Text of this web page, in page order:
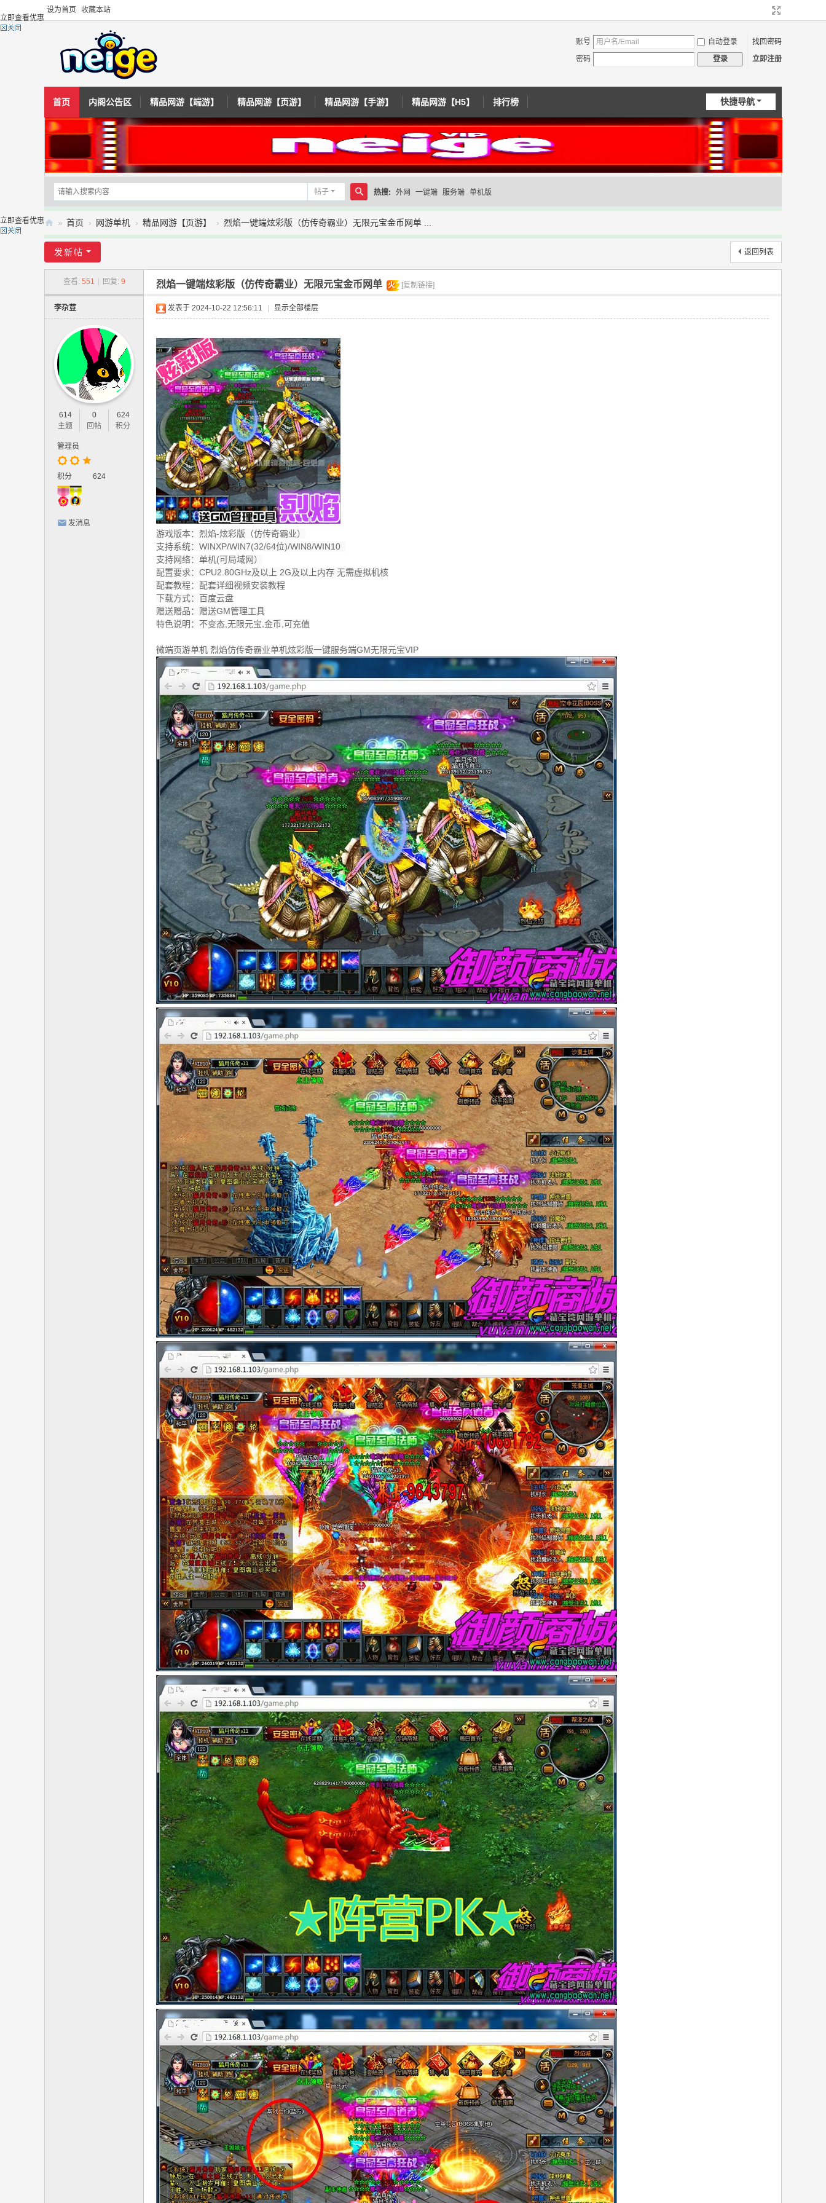
设为首页 收藏本站
账号 自动登录
找回密码
密码
登录 立即注册
快捷导航
首页 内阁公告区 精品网游【端游】 精品网游【页游】 精品网游【手游】 精品网游【H5】 排行榜
帖子
搜
索
热搜: 外网 一键端 服务端 单机版
内
网
» 首页 › 网游单机 › 精品网游【页游】 › 烈焰一键端炫彩版（仿传奇霸业）无限元宝金币网单 ...
返回列表
发新帖
查看: 551 回复: 9 烈焰一键端炫彩版（仿传奇霸业）无限元宝金币网单 火 [复制链接]
李尕荳
614
主题
0
回帖
624
积分
管理员
积分 624
发消息
发表于 2024-10-22 12:56:11 显示全部楼层
游戏版本：烈焰-炫彩版（仿传奇霸业）
支持系统：WINXP/WIN7(32/64位)/WIN8/WIN10
支持网络：单机(可局域网）
配置要求：CPU2.80GHz及以上 2G及以上内存 无需虚拟机核
配套教程：配套详细视频安装教程
下载方式：百度云盘
赠送赠品：赠送GM管理工具
特色说明：不变态,无限元宝,金币,可充值
微端页游单机 烈焰仿传奇霸业单机炫彩版一键服务端GM无限元宝VIP
立即查看优惠
立即查看优惠